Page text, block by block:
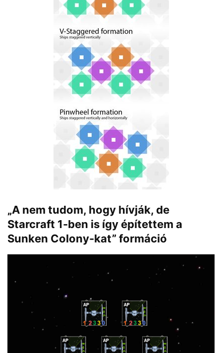
„A nem tudom, hogy hívják, de
Starcraft 1-ben is így építettem a
Sunken Colony-kat” formáció